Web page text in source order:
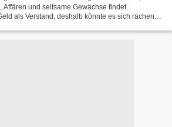
und seltsame Gewächse findet.
als Verstand, deshalb könnte es sich rächen,